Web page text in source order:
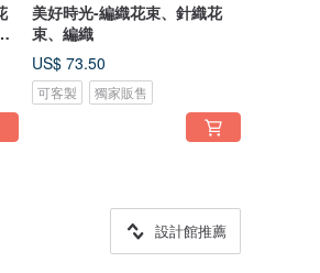
美好時光-編織花束、針織花
束、編織
US$ 73.50
可客製 獨家販售
設計館推薦